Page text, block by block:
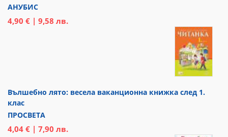
АНУБИС
4,90 € | 9,58 лв.
Вълшебно лято: весела ваканционна книжка след 1.
клас
ПРОСВЕТА
4,04 € | 7,90 лв.